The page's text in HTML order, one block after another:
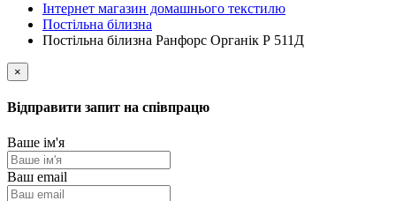
Інтернет магазин домашнього текстилю
Постільна білизна
Постільна білизна Ранфорс Органік Р 511Д
×
Відправити запит на співпрацю
Ваше ім'я
Ваш email